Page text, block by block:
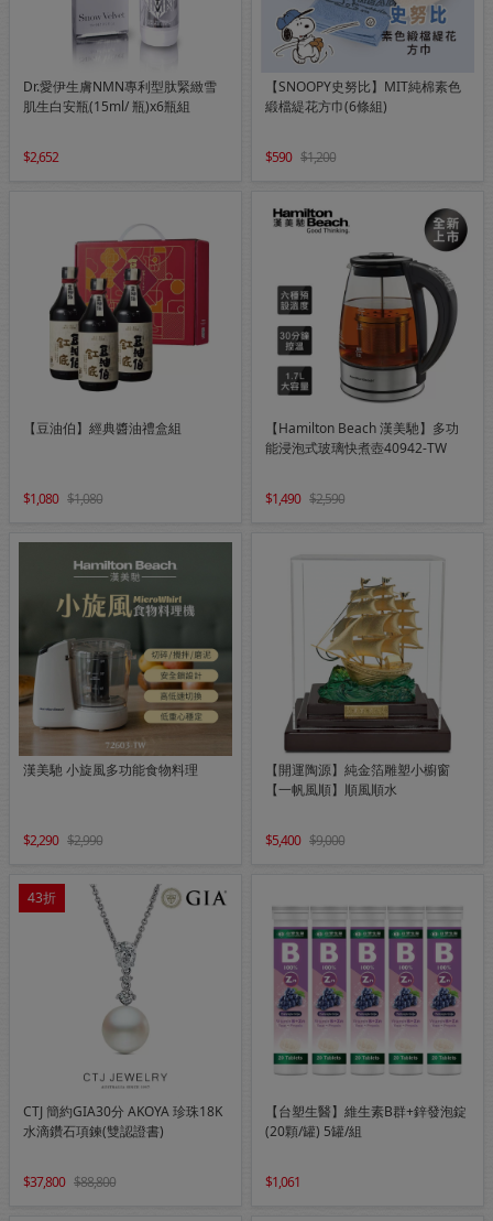
Dr.愛伊生膚NMN專利型肽緊緻雪
肌生白安瓶(15ml/ 瓶)x6瓶組
2,652
【SNOOPY史努比】MIT純棉素色
緞檔緹花方巾(6條組)
590 1,200
【豆油伯】經典醬油禮盒組
1,080 1,080
【Hamilton Beach 漢美馳】多功
能浸泡式玻璃快煮壺40942-TW
1,490 2,590
漢美馳 小旋風多功能食物料理
2,290 2,990
【開運陶源】純金箔雕塑小櫥窗
【一帆風順】順風順水
5,400 9,000
43折
CTJ 簡約GIA30分 AKOYA 珍珠18K
水滴鑽石項鍊(雙認證書)
37,800 88,800
【台塑生醫】維生素B群+鋅發泡錠
(20顆/罐) 5罐/組
1,061